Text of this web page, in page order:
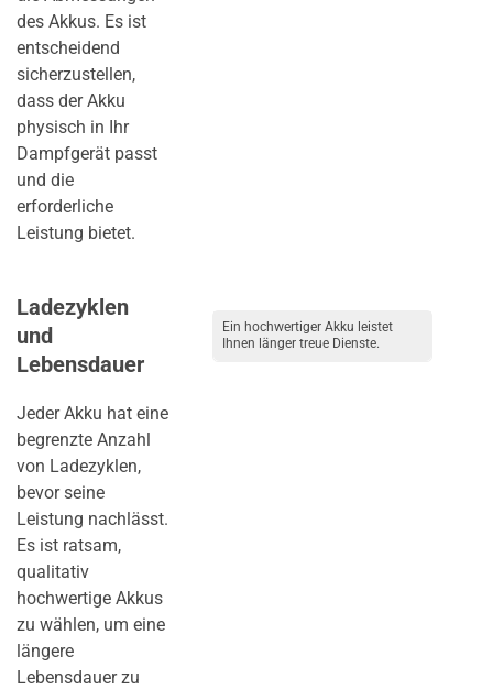
des Akkus. Es ist
entscheidend
sicherzustellen,
dass der Akku
physisch in Ihr
Dampfgerät passt
und die
erforderliche
Leistung bietet.
Ladezyklen
und
Lebensdauer
Jeder Akku hat eine
begrenzte Anzahl
von Ladezyklen,
bevor seine
Leistung nachlässt.
Es ist ratsam,
qualitativ
hochwertige Akkus
zu wählen, um eine
längere
Lebensdauer zu
Ein hochwertiger Akku leistet
Ihnen länger treue Dienste.